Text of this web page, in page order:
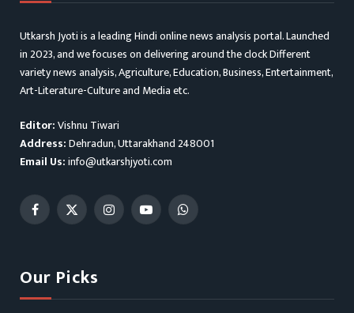
Utkarsh Jyoti is a leading Hindi online news analysis portal. Launched
in 2023, and we focuses on delivering around the clock Different
variety news analysis, Agriculture, Education, Business, Entertainment,
Art-Literature-Culture and Media etc.
Editor:Vishnu Tiwari
Address:Dehradun, Uttarakhand 248001
Email Us:info@utkarshjyoti.com
Facebook
X
InstagramYouTubeWhatsApp
Our Picks